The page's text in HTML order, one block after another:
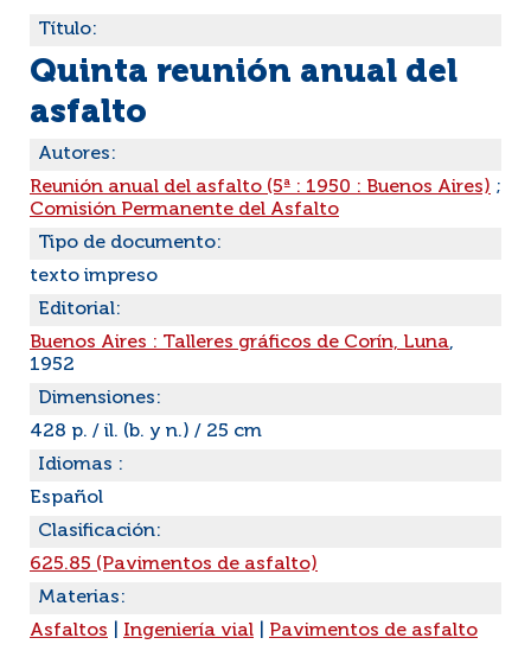
Título:
Quinta reunión anual del
asfalto
Autores:
Reunión anual del asfalto (5ª : 1950 : Buenos Aires) ;
Comisión Permanente del Asfalto
Tipo de documento:
texto impreso
Editorial:
Buenos Aires : Talleres gráficos de Corín, Luna,
1952
Dimensiones:
428 p. / il. (b. y n.) / 25 cm
Idiomas :
Español
Clasificación:
625.85 (Pavimentos de asfalto)
Materias:
Asfaltos
Ingeniería vial Pavimentos de asfalto